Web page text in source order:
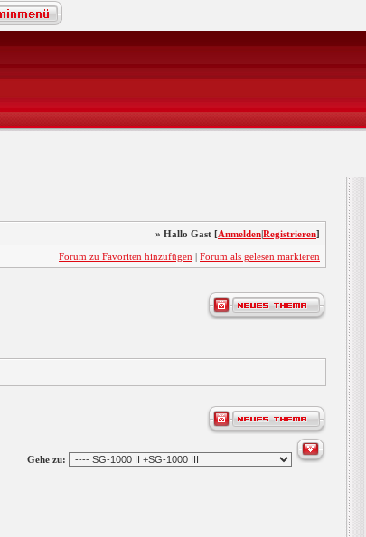
» Hallo Gast [Anmelden|Registrieren]
Forum zu Favoriten hinzufügen | Forum als gelesen markieren
Gehe zu: